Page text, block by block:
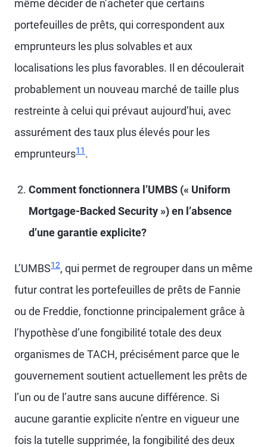
même décider de n’acheter que certains
portefeuilles de prêts, qui correspondent aux
emprunteurs les plus solvables et aux
localisations les plus favorables. Il en découlerait
probablement un nouveau marché de taille plus
restreinte à celui qui prévaut aujourd’hui, avec
assurément des taux plus élevés pour les
emprunteurs11 .
Comment fonctionnera l’UMBS (« Uniform
Mortgage-Backed Security ») en l’absence
d’une garantie explicite?
L’UMBS12, qui permet de regrouper dans un même
futur contrat les portefeuilles de prêts de Fannie
ou de Freddie, fonctionne principalement grâce à
l’hypothèse d’une fongibilité totale des deux
organismes de TACH, précisément parce que le
gouvernement soutient actuellement les prêts de
l’un ou de l’autre sans aucune différence. Si
aucune garantie explicite n’entre en vigueur une
fois la tutelle supprimée, la fongibilité des deux